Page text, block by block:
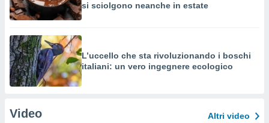
si sciolgono neanche in estate
L’uccello che sta rivoluzionando i boschi
italiani: un vero ingegnere ecologico
Video Altri video